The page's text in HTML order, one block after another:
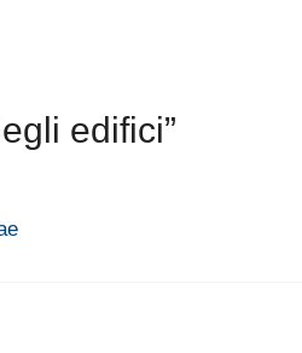
edifici”